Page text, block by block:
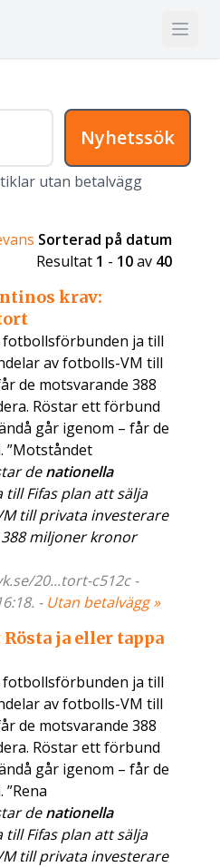
Nyhetssök
utan betalvägg
Sorterad på datum
Resultat 1 - 10av 40
krav:
fotbollsförbunden ja till
av fotbolls-VM till
de motsvarande 388
Röstar ett förbund
går igenom – får de
”Motståndet
denationella
Fifas plan att sälja
till privata investerare
miljoner kronor
20...tort-c512c -
- Utan betalvägg »
ja eller tappa
fotbollsförbunden ja till
av fotbolls-VM till
de motsvarande 388
Röstar ett förbund
går igenom – får de
denationella
Fifas plan att sälja
till privata investerare